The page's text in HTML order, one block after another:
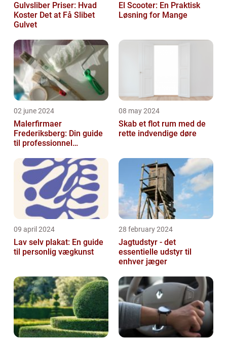
Gulvsliber Priser: Hvad
Koster Det at Få Slibet
Gulvet
El Scooter: En Praktisk
Løsning for Mange
02 june 2024
Malerfirmaer
Frederiksberg: Din guide
til professionnel
08 may 2024
Skab et flot rum med de
rette indvendige døre
09 april 2024
Lav selv plakat: En guide
til personlig vægkunst
28 february 2024
Jagtudstyr - det
essentielle udstyr til
enhver jæger